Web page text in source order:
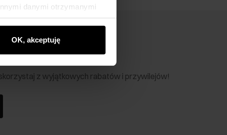
danymi otrzymanymi
OK, akceptuję
skorzystaj z wyjątkowych rabatów i przywilejów!